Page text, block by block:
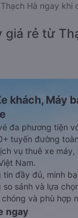
Hà ngay khi
giá rẻ từ
khách, Máy
đa phương tiện
tuyến đường
vụ thuê xe máy,
Nam.
đầy đủ, minh
sánh và lựa
và phù hợp
ngay